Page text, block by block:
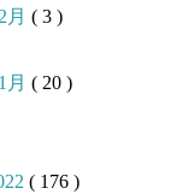
2月 ( 3 )
1月 ( 20 )
( 176 )